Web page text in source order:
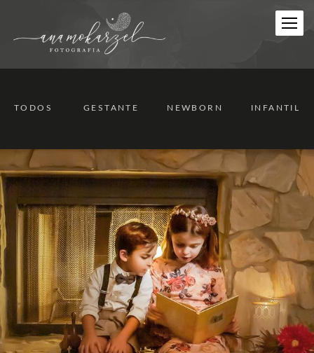
TODOS GESTANTE NEWBORN INFANTIL
1103 0